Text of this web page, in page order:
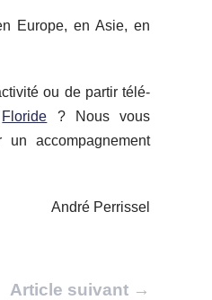
Europe, en Asie, en
ou de partir télé-
Floride ? Nous vous
accompagnement
André Perrissel
Article suivant →